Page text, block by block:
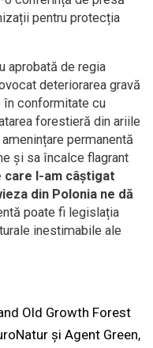
pentru protecția
aprobată de regia
deteriorarea gravă
în conformitate cu
forestieră din ariile
permanentă
și sa încalce flagrant
care l-am câștigat
din Polonia ne dă
poate fi legislația
inestimabile ale
Old Growth Forest
și Agent Green,